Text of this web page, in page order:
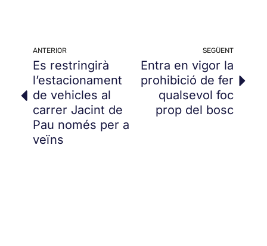
ANTERIOR
Es restringirà
l’estacionament
de vehicles al
carrer Jacint de
Pau només per a
veïns
SEGÜENT
Entra en vigor la
prohibició de fer
qualsevol foc
prop del bosc